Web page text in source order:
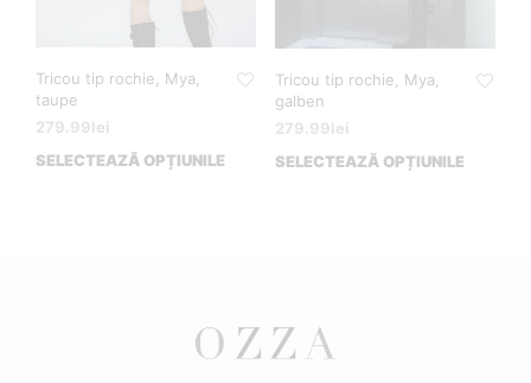
Tricou tip rochie, Mya,
taupe
279.99lei
SELECTEAZĂ OPȚIUNILE
Tricou tip rochie, Mya,
galben
279.99lei
SELECTEAZĂ OPȚIUNILE